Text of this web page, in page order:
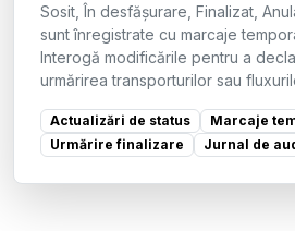
Sosit, În desfășurare, Finalizat,
sunt înregistrate cu marcaje
Interogă modificările pentru a
urmărirea transporturilor sau
Actualizări de status
Marcaje
Urmărire finalizare
Jurnal de